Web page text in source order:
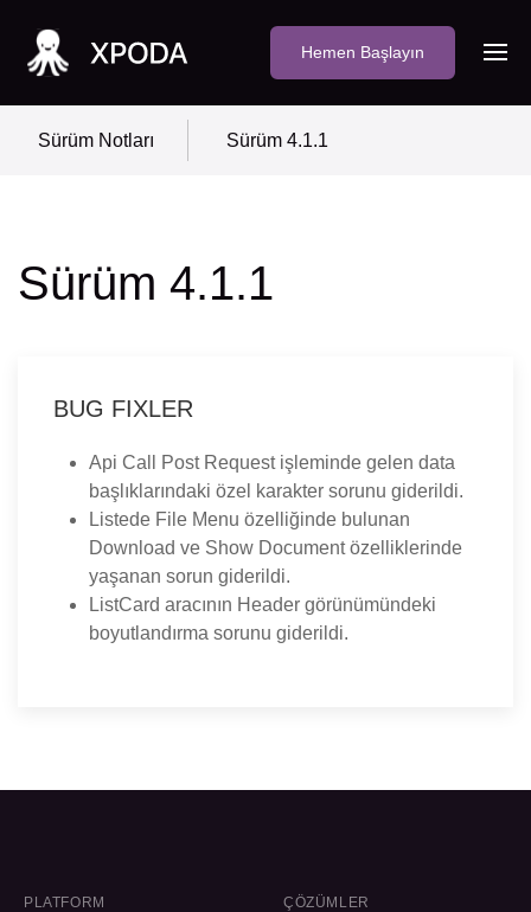
Hemen Başlayın
Sürüm Notları Sürüm 4.1.1
Sürüm 4.1.1
BUG FIXLER
Api Call Post Request işleminde gelen data
başlıklarındaki özel karakter sorunu giderildi.
Listede File Menu özelliğinde bulunan
Download ve Show Document özelliklerinde
yaşanan sorun giderildi.
ListCard aracının Header görünümündeki
boyutlandırma sorunu giderildi.
PLATFORM ÇÖZÜMLER